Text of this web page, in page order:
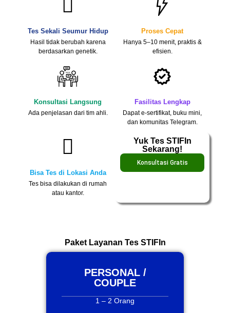
Tes Sekali Seumur Hidup
Hasil tidak berubah karena
berdasarkan genetik.
Proses Cepat
Hanya 5–10 menit, praktis &
efisien.
Konsultasi Langsung
Ada penjelasan dari tim ahli.
Fasilitas Lengkap
Dapat e-sertifikat, buku mini,
dan komunitas Telegram.
Bisa Tes di Lokasi Anda
Tes bisa dilakukan di rumah
atau kantor.
Yuk Tes STIFIn
Sekarang!
Konsultasi Gratis
Paket Layanan Tes STIFIn
PERSONAL /
COUPLE
1 – 2 Orang